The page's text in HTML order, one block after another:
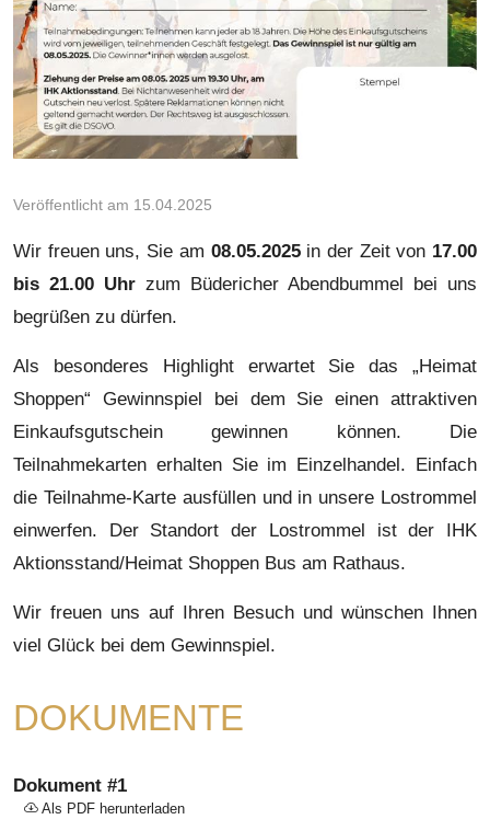
Veröffentlicht am 15.04.2025
Wir freuen uns, Sie am 08.05.2025in der Zeit von 17.00
bis 21.00 Uhr zum Büdericher Abendbummel bei uns
begrüßen zu dürfen.
Als besonderes Highlight erwartet Sie das „Heimat
Shoppen“ Gewinnspiel bei dem Sie einen attraktiven
Einkaufsgutschein gewinnen können. Die
Teilnahmekarten erhalten Sie im Einzelhandel. Einfach
die Teilnahme-Karte ausfüllen und in unsere Lostrommel
einwerfen. Der Standort der Lostrommel ist der IHK
Aktionsstand/Heimat Shoppen Bus am Rathaus.
Wir freuen uns auf Ihren Besuch und wünschen Ihnen
viel Glück bei dem Gewinnspiel.
DOKUMENTE
Dokument #1
Als PDF herunterladen